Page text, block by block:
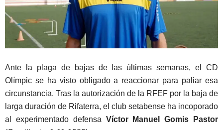
Ante la plaga de bajas de las últimas semanas, el CD
Olímpic se ha visto obligado a reaccionar para paliar esa
circunstancia. Tras la autorización de la RFEF por la baja de
larga duración de Rifaterra, el club setabense ha incoporado
al experimentado defensa Víctor Manuel Gomis Pastor